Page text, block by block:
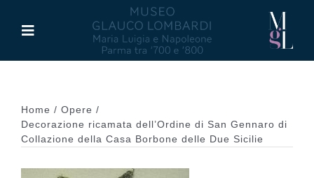
contenuto
Toggle
Maria Luigia d’Asburgo
Glauco Lombardi
Home
Opere
Decorazione ricamata dell’Ordine di San Gennaro di
Collazione della Casa Borbone delle Due Sicilie